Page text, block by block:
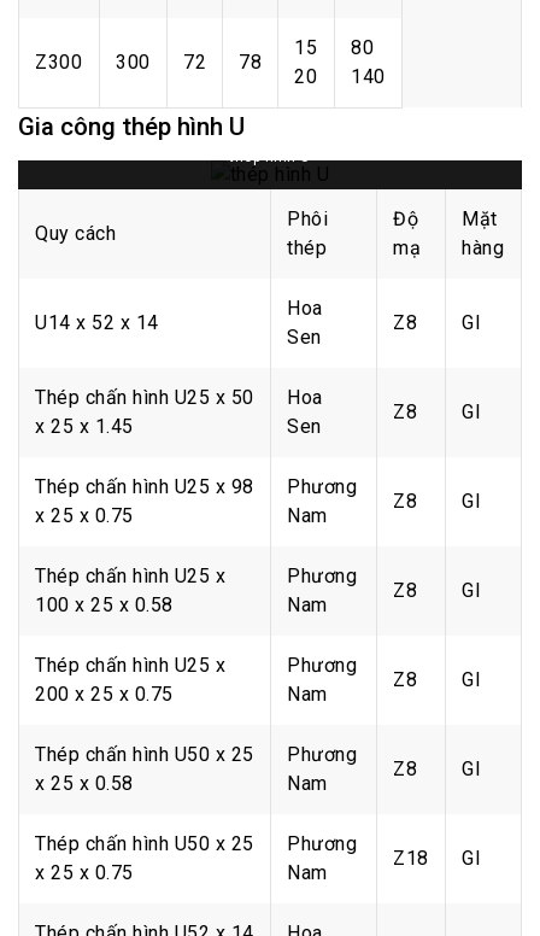
Z300 300 72 78
15
20
80
140
Gia công thép hình U
thép hình U
Quy cách
Phôi
thép
Độ
mạ
Mặt
hàng
U14 x 52 x 14
Hoa
Sen
Z8 GI
Thép chấn hình U25 x 50
x 25 x 1.45
Hoa
Sen
Z8 GI
Thép chấn hình U25 x 98
x 25 x 0.75
Phương
Nam
Z8 GI
Thép chấn hình U25 x
100 x 25 x 0.58
Phương
Nam
Z8 GI
Thép chấn hình U25 x
200 x 25 x 0.75
Phương
Nam
Z8 GI
Thép chấn hình U50 x 25
x 25 x 0.58
Phương
Nam
Z8 GI
Thép chấn hình U50 x 25
x 25 x 0.75
Phương
Nam
Z18 GI